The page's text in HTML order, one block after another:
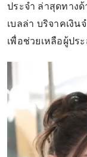
ประจำ ล่าสุดทาง
เบลล่า บริจาคเงิ
เพื่อช่วยเหลือผู้ปร